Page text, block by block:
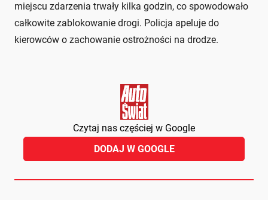
miejscu zdarzenia trwały kilka godzin, co spowodowało
całkowite zablokowanie drogi. Policja apeluje do
kierowców o zachowanie ostrożności na drodze.
Czytaj nas częściej w Google
DODAJ W GOOGLE